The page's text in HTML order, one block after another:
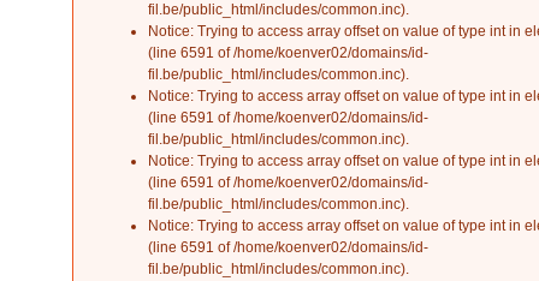
fil.be/public_html/includes/common.inc).
Notice: Trying to access array offset on value of type int in
(line 6591 of/home/koenver02/domains/id-
fil.be/public_html/includes/common.inc).
Notice: Trying to access array offset on value of type int in
(line 6591 of/home/koenver02/domains/id-
fil.be/public_html/includes/common.inc).
Notice: Trying to access array offset on value of type int in
(line 6591 of/home/koenver02/domains/id-
fil.be/public_html/includes/common.inc).
Notice: Trying to access array offset on value of type int in
(line 6591 of/home/koenver02/domains/id-
fil.be/public_html/includes/common.inc).